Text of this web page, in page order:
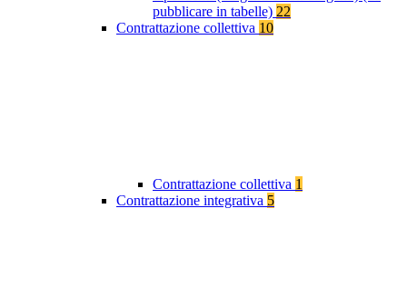
pubblicare in tabelle) 22
Contrattazione collettiva 10
Contrattazione collettiva 1
Contrattazione integrativa 5